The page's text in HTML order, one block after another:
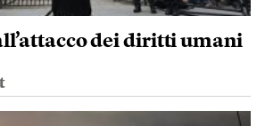
dei diritti umani